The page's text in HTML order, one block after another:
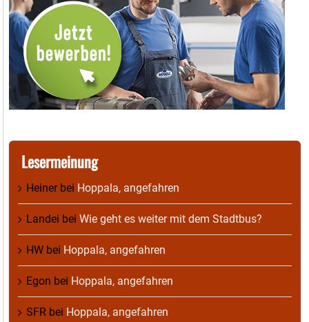
Lesermeinung
Heinerbei Hoppala, angefahren
Landei bei Wie geht es weiter mit dem Stadtbus?
HW bei Hoppala, angefahren
Egon bei Hoppala, angefahren
SFR bei Hoppala, angefahren